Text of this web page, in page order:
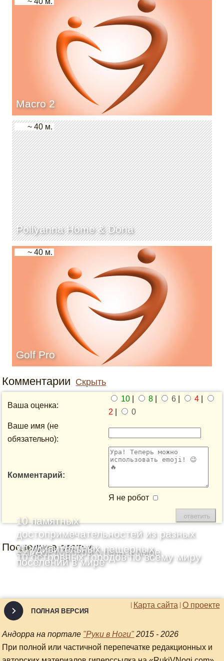
Macro 2
Pollyanna Home & Dona
~ 40 м.
Golf Pro
~ 40 м.
Комментарии Скрыть
Ваша оценка:
10 8 6 4
2
0
Ваше имя (не
обязательно):
Комментарий:
Я не робот
Последние статьи
10 памятных
достопримечательностей из разных
уголков планеты
Самый дорогой отель в мире
10 островных городов по всему миру
10 удивительных пещерных
поселений в мире
О проекте
Карта сайта
ПОЛНАЯ ВЕРСИЯ
Андорра на портале "Руки в Ноги" 2015 - 2026
При полной или частичной перепечатке редакционных и